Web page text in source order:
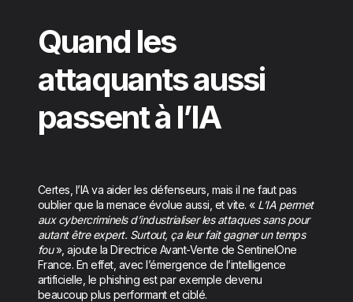
Quand les
attaquants aussi
passent à l’IA
Certes, l’IA va aider les défenseurs, mais il ne faut pas
oublier que la menace évolue aussi, et vite. « L’IA permet
aux cybercriminels d’industrialiser les attaques sans pour
autant être expert. Surtout, ça leur fait gagner un temps
fou», ajoute la Directrice Avant-Vente de SentinelOne
France. En effet, avec l’émergence de l’intelligence
artificielle, le phishing est par exemple devenu
beaucoup plus performant et ciblé.